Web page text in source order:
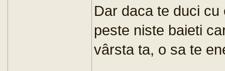
Dar daca te duci
peste niste baieti
vârsta ta, o sa te